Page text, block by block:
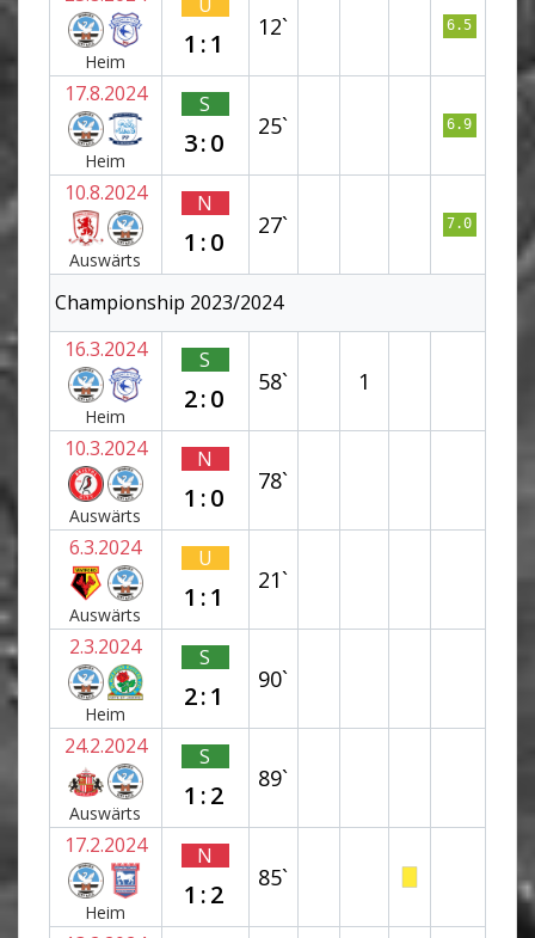
Heim
1:1
12` 6.5
17.8.2024
Heim
S
3:0
25` 6.9
10.8.2024
Auswärts
N
1:0
27` 7.0
Championship 2023/2024
16.3.2024
Heim
S
2:0
58` 1
10.3.2024
Auswärts
N
1:0
78`
6.3.2024
Auswärts
U
1:1
21`
2.3.2024
Heim
S
2:1
90`
24.2.2024
Auswärts
S
1:2
89`
17.2.2024
Heim
N
1:2
85`